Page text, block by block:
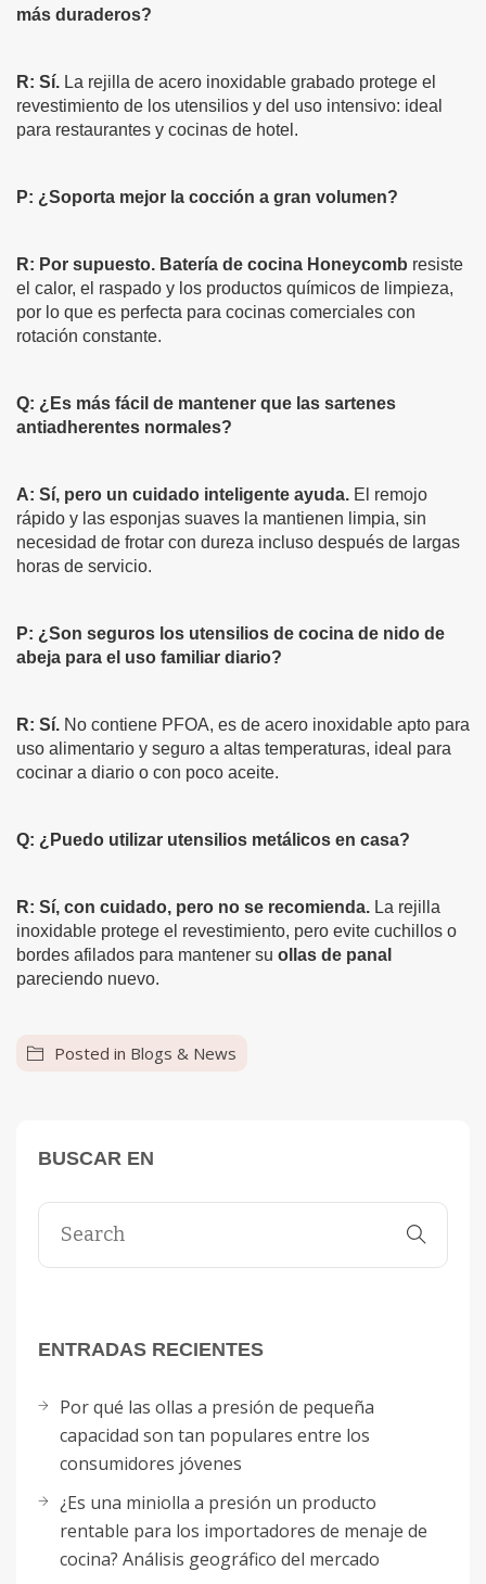
más duraderos?
R: Sí. La rejilla de acero inoxidable grabado protege el
revestimiento de los utensilios y del uso intensivo: ideal
para restaurantes y cocinas de hotel.
P: ¿Soporta mejor la cocción a gran volumen?
R: Por supuesto. Batería de cocina Honeycomb resiste
el calor, el raspado y los productos químicos de limpieza,
por lo que es perfecta para cocinas comerciales con
rotación constante.
Q: ¿Es más fácil de mantener que las sartenes
antiadherentes normales?
A: Sí, pero un cuidado inteligente ayuda. El remojo
rápido y las esponjas suaves la mantienen limpia, sin
necesidad de frotar con dureza incluso después de largas
horas de servicio.
P: ¿Son seguros los utensilios de cocina de nido de
abeja para el uso familiar diario?
R: Sí. No contiene PFOA, es de acero inoxidable apto para
uso alimentario y seguro a altas temperaturas, ideal para
cocinar a diario o con poco aceite.
Q: ¿Puedo utilizar utensilios metálicos en casa?
R: Sí, con cuidado, pero no se recomienda. La rejilla
inoxidable protege el revestimiento, pero evite cuchillos o
bordes afilados para mantener su ollas de panal
pareciendo nuevo.
Posted in Blogs & News
BUSCAR EN
ENTRADAS RECIENTES
Por qué las ollas a presión de pequeña
capacidad son tan populares entre los
consumidores jóvenes
¿Es una miniolla a presión un producto
rentable para los importadores de menaje de
cocina? Análisis geográfico del mercado